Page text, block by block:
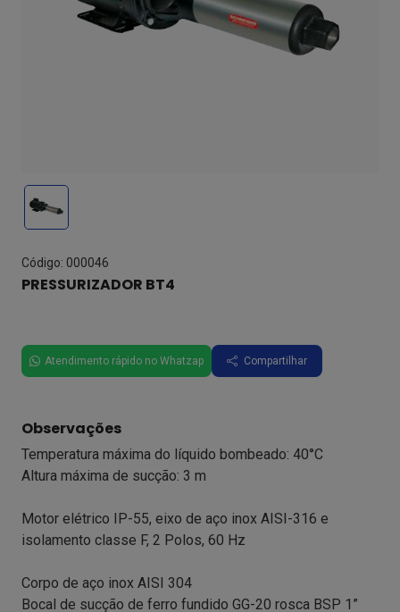
Código: 000046
PRESSURIZADOR BT4
Atendimento rápido no Whatzap Compartilhar
Observações
Temperatura máxima do líquido bombeado: 40°C
Altura máxima de sucção: 3 m
Motor elétrico IP-55, eixo de aço inox AISI-316 e
isolamento classe F, 2 Polos, 60 Hz
Corpo de aço inox AISI 304
Bocal de sucção de ferro fundido GG-20 rosca BSP 1”